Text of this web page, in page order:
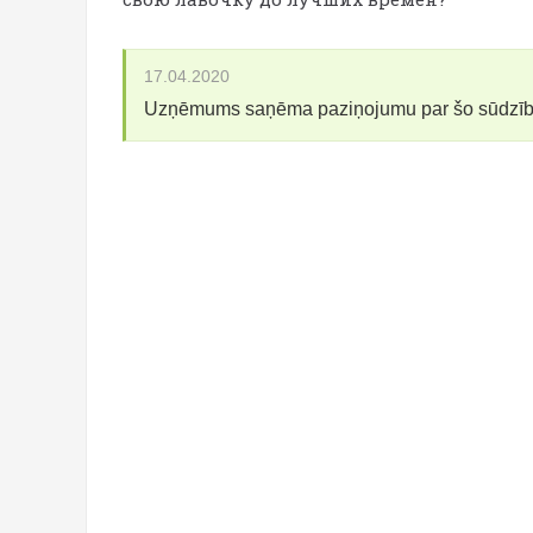
17.04.2020
Uzņēmums saņēma paziņojumu par šo